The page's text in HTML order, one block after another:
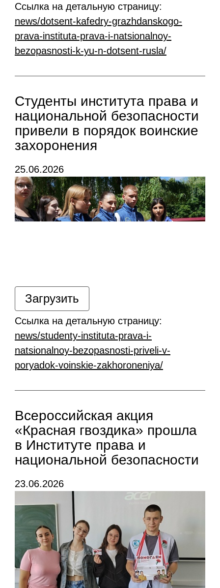
Ссылка на детальную страницу:
news/dotsent-kafedry-grazhdanskogo-
prava-instituta-prava-i-natsionalnoy-
bezopasnosti-k-yu-n-dotsent-rusla/
Студенты института права и
национальной безопасности
привели в порядок воинские
захоронения
25.06.2026
Загрузить
Ссылка на детальную страницу:
news/studenty-instituta-prava-i-
natsionalnoy-bezopasnosti-priveli-v-
poryadok-voinskie-zakhoroneniya/
Всероссийская акция
«Красная гвоздика» прошла
в Институте права и
национальной безопасности
23.06.2026